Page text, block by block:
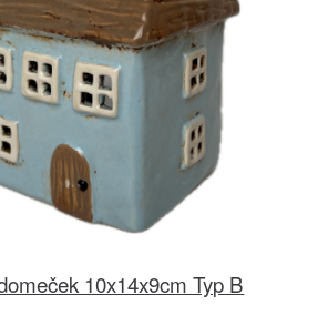
10x14x9cm Typ B